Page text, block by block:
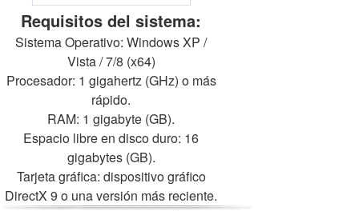
Requisitos del sistema:
Sistema Operativo: Windows XP /
Vista / 7/8 (x64)
Procesador: 1 gigahertz (GHz) o más
rápido.
RAM: 1 gigabyte (GB).
Espacio libre en disco duro: 16
gigabytes (GB).
Tarjeta gráfica: dispositivo gráfico
DirectX 9 o una versión más reciente.